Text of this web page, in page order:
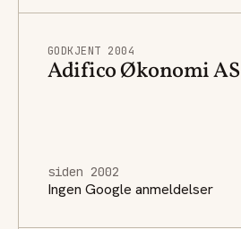
GODKJENT 2004
Adifico Økonomi AS
siden 2002
Ingen Google anmeldelser